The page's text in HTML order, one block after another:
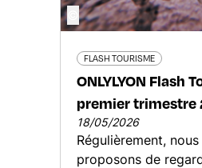
FLASH TOURISME
ONLYLYON Flash
premier trimestre
18/05/2026
Régulièrement,
proposons de
©